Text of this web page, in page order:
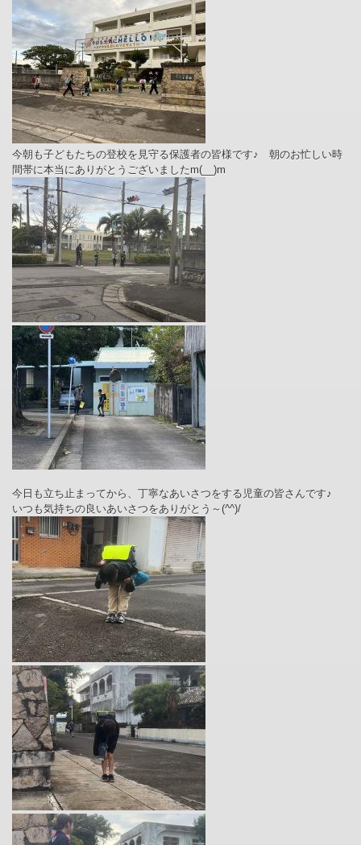
今朝も子どもたちの登校を見守る保護者の皆様です♪ 朝のお忙しい時
間帯に本当にありがとうございましたm(__)m
今日も立ち止まってから、丁寧なあいさつをする児童の皆さんです♪
いつも気持ちの良いあいさつをありがとう～ (^^)/